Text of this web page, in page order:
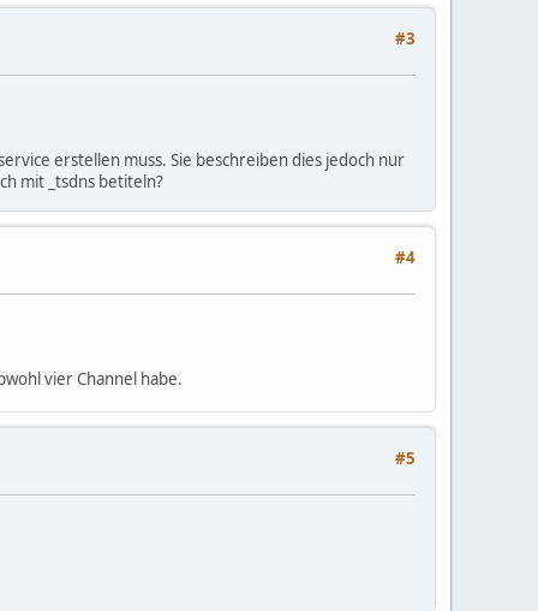
#3
erstellen muss. Sie beschreiben dies jedoch nur
mit _tsdns betiteln?
#4
vier Channel habe.
#5